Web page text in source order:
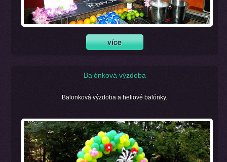
Balónková výzdoba
Balonková výzdoba a heliové balónky.